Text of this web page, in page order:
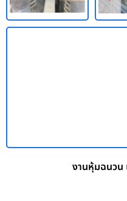
งานหุ้มฉนวน